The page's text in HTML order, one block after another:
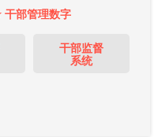
部管理数字
干部监督
系统